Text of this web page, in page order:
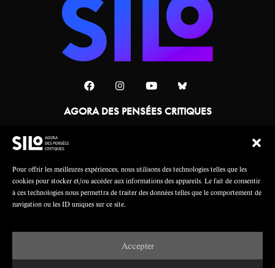
Pour offrir les meilleures expériences, nous utilisons des technologies telles que les
cookies pour stocker et/ou accéder aux informations des appareils. Le fait de consentir
à ces technologies nous permettra de traiter des données telles que le comportement de
navigation ou les ID uniques sur ce site.
Accepter
AGORA DES PENSÉES CRITIQUES